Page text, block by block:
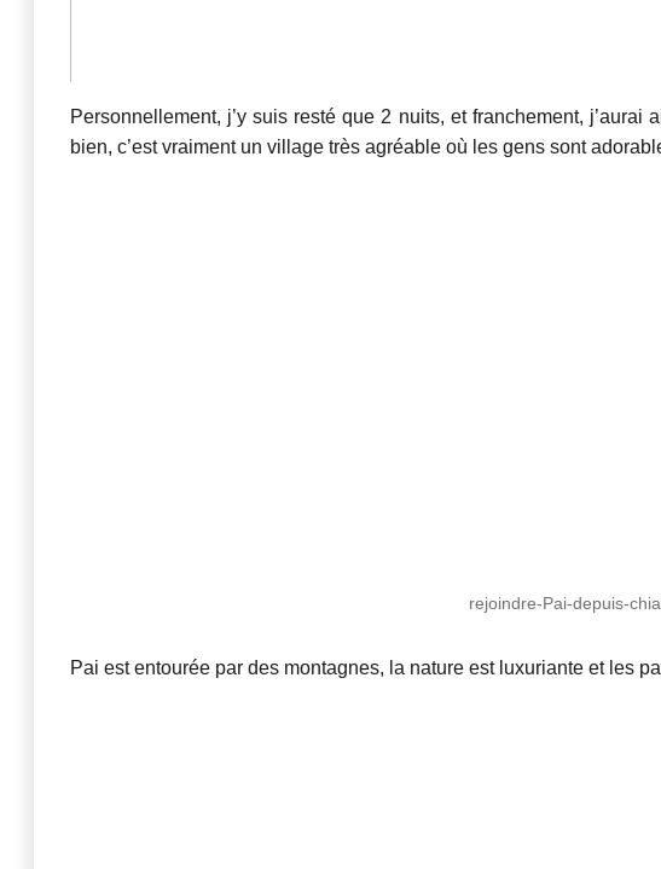
Personnellement, j’y suis resté que 2 nuits, et franchement,
bien, c’est vraiment un village très agréable où les gens sont
rejoindre-Pai-depuis-
Pai est entourée par des montagnes, la nature est luxuriante et les